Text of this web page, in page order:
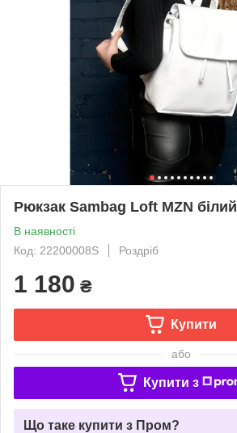
Рюкзак Sambag Loft MZN білий
В наявності
Код: 22200008S
Роздріб
1 180 ₴
Купити
або
Купити з
Що таке купити з Пром?